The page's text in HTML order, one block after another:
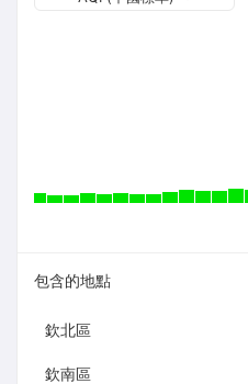
包含的地點
欽北區
欽南區